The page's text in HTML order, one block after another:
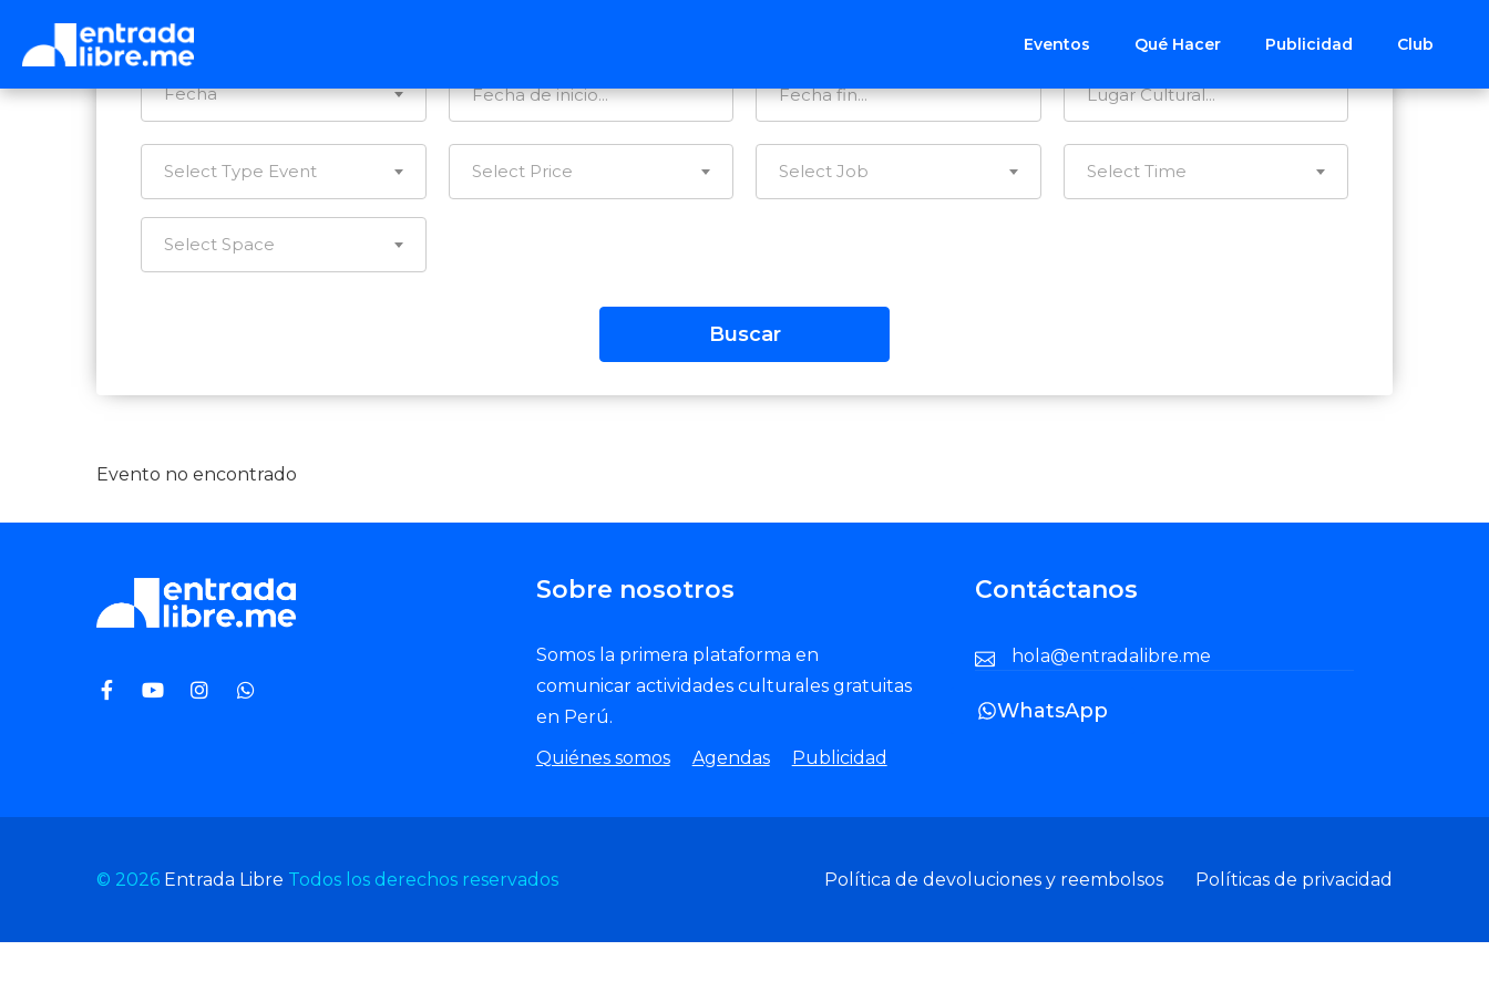
Eventos Qué Hacer Publicidad Club
Fecha
Select Type Event Select Price Select Job Select Time
Select Space
Evento no encontrado
Sobre nosotros
Somos la primera plataforma en
comunicar actividades culturales gratuitas
en Perú.
Quiénes somos
Agendas Publicidad
Contáctanos
hola@entradalibre.me
WhatsApp
© 2026 Entrada Libre Todos los derechos reservados Política de devoluciones y reembolsos Políticas de privacidad